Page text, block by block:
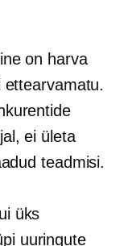
on harva
ettearvamatu.
ei ületa
teadmisi.
üks
uuringute